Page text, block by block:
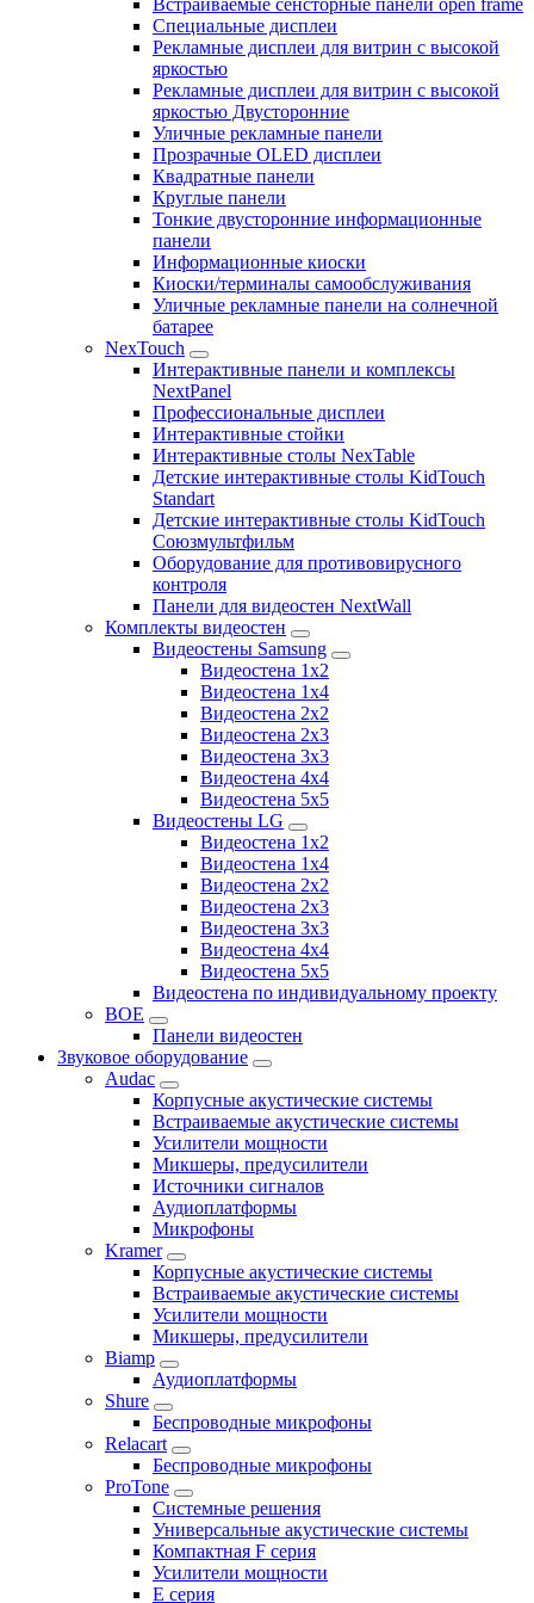
Специальные дисплеи
Рекламные дисплеи для витрин с высокой
яркостью
Рекламные дисплеи для витрин с высокой
яркостью Двусторонние
Уличные рекламные панели
Прозрачные OLED дисплеи
Квадратные панели
Круглые панели
Тонкие двусторонние информационные
панели
Информационные киоски
Киоски/терминалы самообслуживания
Уличные рекламные панели на солнечной
батарее
NexTouch
Интерактивные панели и комплексы
NextPanel
Профессиональные дисплеи
Интерактивные стойки
Интерактивные столы NexTable
Детские интерактивные столы KidTouch
Standart
Детские интерактивные столы KidTouch
Союзмультфильм
Оборудование для противовирусного
контроля
Панели для видеостен NextWall
Комплекты видеостен
Видеостены Samsung
Видеостена 1x2
Видеостена 1x4
Видеостена 2x2
Видеостена 2х3
Видеостена 3x3
Видеостена 4x4
Видеостена 5x5
Видеостены LG
Видеостена 1x2
Видеостена 1x4
Видеостена 2x2
Видеостена 2x3
Видеостена 3x3
Видеостена 4x4
Видеостена 5x5
Видеостена по индивидуальному проекту
BOE
Панели видеостен
Звуковое оборудование
Audac
Корпусные акустические системы
Встраиваемые акустические системы
Усилители мощности
Микшеры, предусилители
Источники сигналов
Аудиоплатформы
Микрофоны
Kramer
Корпусные акустические системы
Встраиваемые акустические системы
Усилители мощности
Микшеры, предусилители
Biamp
Аудиоплатформы
Shure
Беспроводные микрофоны
Relacart
Беспроводные микрофоны
ProTone
Системные решения
Универсальные акустические системы
Компактная F серия
Усилители мощности
E серия